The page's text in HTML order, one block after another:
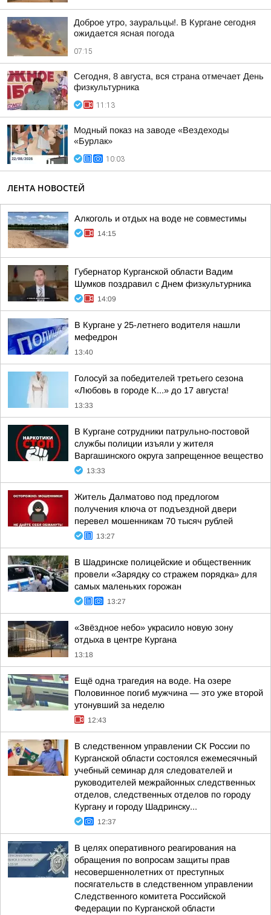
Доброе утро, зауральцы!. В Кургане сегодня
ожидается ясная погода
07:15
Сегодня, 8 августа, вся страна отмечает День
физкультурника
11:13
Модный показ на заводе «Вездеходы
«Бурлак»
10:03
ЛЕНТА НОВОСТЕЙ
Алкоголь и отдых на воде не совместимы
14:15
Губернатор Курганской области Вадим
Шумков поздравил с Днем физкультурника
14:09
В Кургане у 25-летнего водителя нашли
мефедрон
13:40
Голосуй за победителей третьего сезона
«Любовь в городе К...» до 17 августа!
13:33
В Кургане сотрудники патрульно-постовой
службы полиции изъяли у жителя
Варгашинского округа запрещенное вещество
13:33
Житель Далматово под предлогом
получения ключа от подъездной двери
перевел мошенникам 70 тысяч рублей
13:27
В Шадринске полицейские и общественник
провели «Зарядку со стражем порядка» для
самых маленьких горожан
13:27
«Звёздное небо» украсило новую зону
отдыха в центре Кургана
13:18
Ещё одна трагедия на воде. На озере
Половинное погиб мужчина — это уже второй
утонувший за неделю
12:43
В следственном управлении СК России по
Курганской области состоялся ежемесячный
учебный семинар для следователей и
руководителей межрайонных следственных
отделов, следственных отделов по городу
Кургану и городу Шадринску...
12:37
В целях оперативного реагирования на
обращения по вопросам защиты прав
несовершеннолетних от преступных
посягательств в следственном управлении
Следственного комитета Российской
Федерации по Курганской области